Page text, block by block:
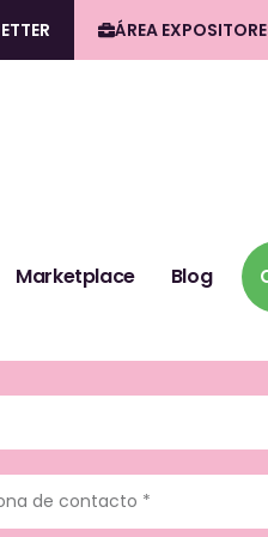
ÁREA
Marketplace Blog